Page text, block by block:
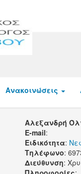
Ανακοινώσεις
Αλεξανδρή
E-mail:
Ειδικότητα:
Τηλέφωνο:
Διεύθυνση: